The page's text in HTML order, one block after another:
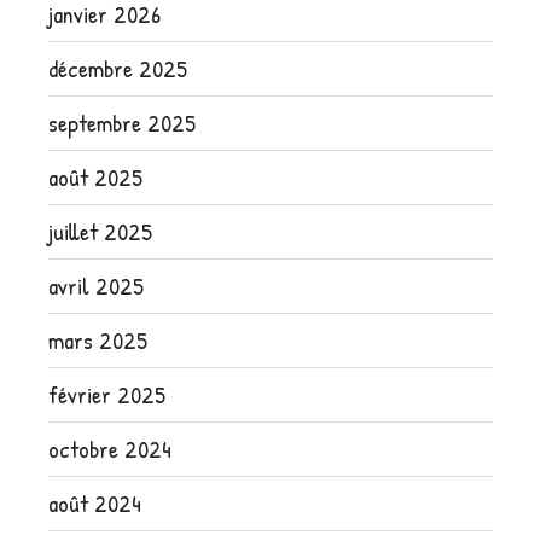
janvier 2026
décembre 2025
septembre 2025
août 2025
juillet 2025
avril 2025
mars 2025
février 2025
octobre 2024
août 2024